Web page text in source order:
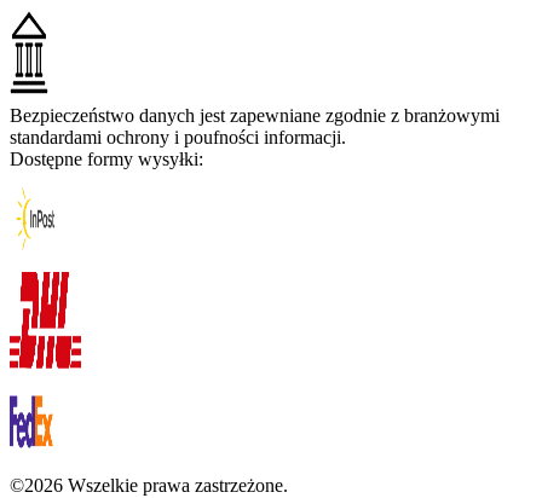
Bezpieczeństwo danych jest zapewniane zgodnie z branżowymi
standardami ochrony i poufności informacji.
Dostępne formy wysyłki:
©2026 Wszelkie prawa zastrzeżone.